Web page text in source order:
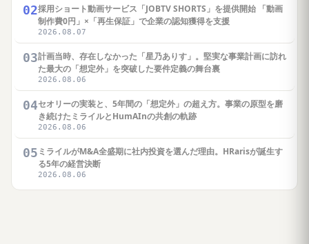
02採用ショート動画サービス「JOBTV SHORTS」を提供開始 「動画
制作費0円」×「再生保証」で企業の認知獲得を支援
2026.08.07
03計画当時、存在しなかった「星乃ありす」。堅実な事業計画に訪れ
た最大の「想定外」を突破した要件定義の舞台裏
2026.08.06
04セオリーの実装と、5年間の「想定外」の超え方。事業の原型を磨
き続けたミライルとHumAInの共創の軌跡
2026.08.06
05 ミライルがM&A全盛期に社内投資を選んだ理由。HRarisが誕生す
る5年の経営決断
2026.08.06